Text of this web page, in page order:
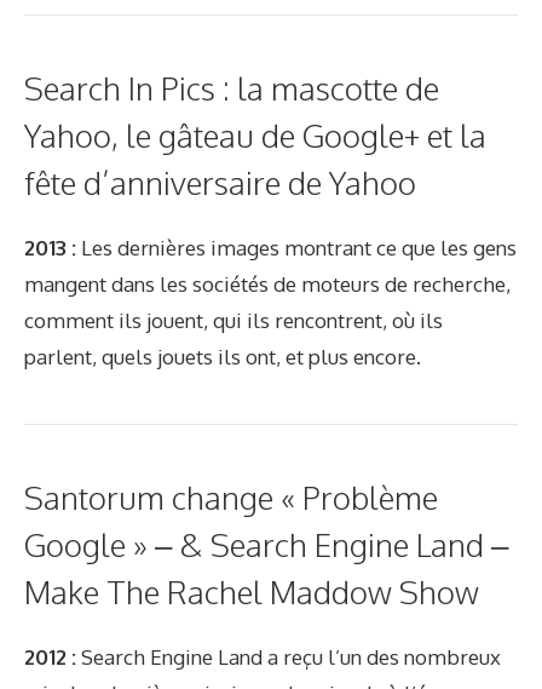
Search In Pics : la mascotte de
Yahoo, le gâteau de Google+ et la
fête d’anniversaire de Yahoo
2013 : Les dernières images montrant ce que les gens
mangent dans les sociétés de moteurs de recherche,
comment ils jouent, qui ils rencontrent, où ils
parlent, quels jouets ils ont, et plus encore.
Santorum change « Problème
Google » – & Search Engine Land –
Make The Rachel Maddow Show
2012 :Search Engine Land a reçu l’un des nombreux